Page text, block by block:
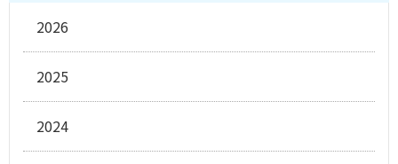
2026
2025
2024